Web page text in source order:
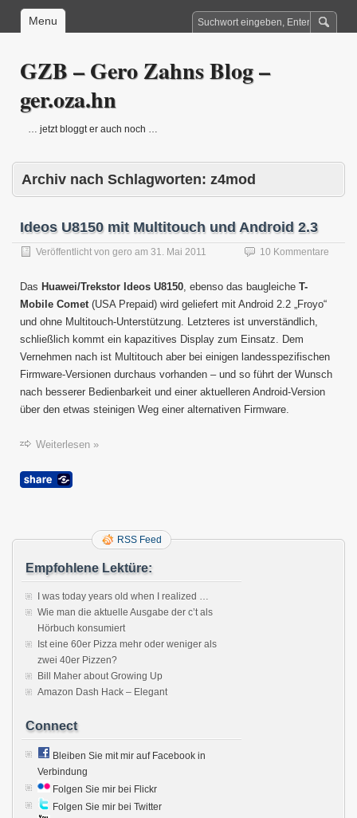
Menu
GZB – Gero Zahns Blog –
ger.oza.hn
… jetzt bloggt er auch noch …
Archiv nach Schlagworten: z4mod
Ideos U8150 mit Multitouch und Android 2.3
Veröffentlicht von gero am 31. Mai 2011 10 Kommentare
Das Huawei/Trekstor Ideos U8150, ebenso das baugleiche T-
Mobile Comet(USA Prepaid) wird geliefert mit Android 2.2 „Froyo“
und ohne Multitouch-Unterstützung. Letzteres ist unverständlich,
schließlich kommt ein kapazitives Display zum Einsatz. Dem
Vernehmen nach ist Multitouch aber bei einigen landesspezifischen
Firmware-Versionen durchaus vorhanden – und so führt der Wunsch
nach besserer Bedienbarkeit und einer aktuelleren Android-Version
über den etwas steinigen Weg einer alternativen Firmware.
Weiterlesen »
RSS Feed
Empfohlene Lektüre:
I was today years old when I realized …
Wie man die aktuelle Ausgabe der c’t als
Hörbuch konsumiert
Ist eine 60er Pizza mehr oder weniger als
zwei 40er Pizzen?
Bill Maher about Growing Up
Amazon Dash Hack – Elegant
Connect
Bleiben Sie mit mir auf Facebook in
Verbindung
Folgen Sie mir bei Flickr
Folgen Sie mir bei Twitter